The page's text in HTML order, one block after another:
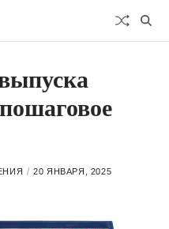
20 ЯНВАРЯ, 2025